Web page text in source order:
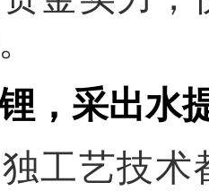
，采出水
工艺技术